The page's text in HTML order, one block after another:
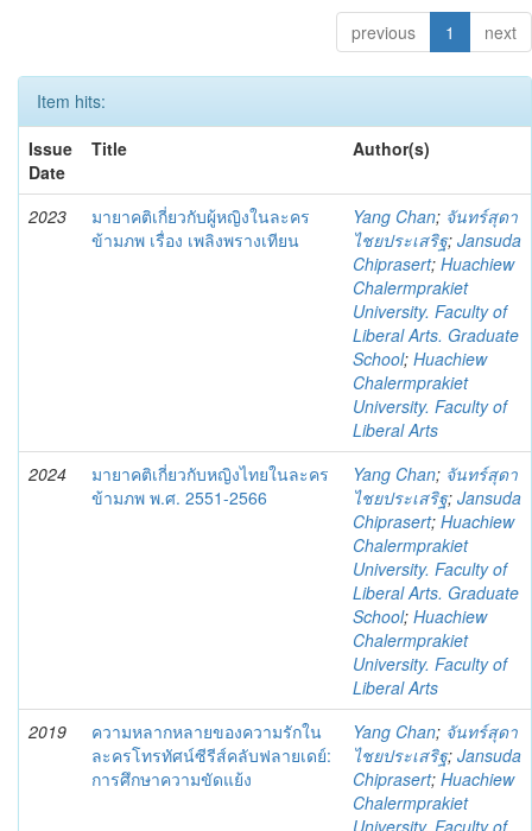
previous 1 next
Item hits:
Issue
Date
Title Author(s)
2023
มายาคติเกี่ยวกับผู้หญิงในละคร
ข้ามภพ เรื่อง เพลิงพรางเทียน
Yang Chan; จันทร์สุดา
ไชยประเสริฐ; Jansuda
Chiprasert; Huachiew
Chalermprakiet
University. Faculty of
Liberal Arts. Graduate
School; Huachiew
Chalermprakiet
University. Faculty of
Liberal Arts
2024
มายาคติเกี่ยวกับหญิงไทยในละคร
ข้ามภพ พ.ศ. 2551-2566
Yang Chan; จันทร์สุดา
ไชยประเสริฐ; Jansuda
Chiprasert; Huachiew
Chalermprakiet
University. Faculty of
Liberal Arts. Graduate
School; Huachiew
Chalermprakiet
University. Faculty of
Liberal Arts
2019
ความหลากหลายของความรักใน
ละครโทรทัศน์ซีรีส์คลับฟลายเดย์:
การศึกษาความขัดแย้ง
Yang Chan; จันทร์สุดา
ไชยประเสริฐ; Jansuda
Chiprasert; Huachiew
Chalermprakiet
University. Faculty of